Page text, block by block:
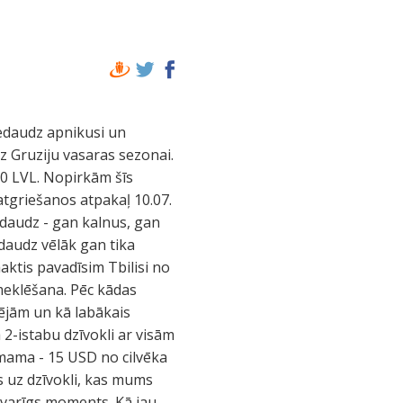
vakariņas iepriekšējā vakarā iepazītajā Hinkali hausā. 01.07. Marinas pavadībā ar šoferi Juru devāmies uz Kahetiju - Gruzijas vīna darīšanas reģionu. Plānā bija apmeklēt Signagi un Tshinandali. Pa ceļam iegādājāmies svaigas (nesena kā izgatavotas) čučhelas (gruziņu snikers) - valrieksti rieksti vīnogu sulas mērcē. 6 gabali pa 4 GEL. Turpmāk lētāk nekur neredzējām. Pie Signagi pilsētas apmeklējām Bodbe klosteri, kur vēl rit rekonstrukcijas darbi. Pēc tam dodamies uz pašu Signagi pilslētu, kurā apmeklējām vietējo muzeju. Viens no muzeja eksponātiem ir maza zelta lauviņa - Gruzijas simbols, kura tika atrasta šajā reģionā. Muzejā ir daudz eksponātu, kuri iegūti veicot apjomīgos pilsētas rekonstrukcijas darbus, kuri vēl šur tur turpinās. Tāpat apmeklējām vietējo Signagi tirdziņu, kurā iegādājāmies mājas sarkanvīnus (4 GEL par 1,5l), čaču (6 GEL par 1l). Gan vīnu, gan čaču pirms pārdošanas dot nedegustēt. Tālāk devāmies uz Tshinandali uz Čavžavadzes muižas māju, kurā esot arī vīna pagrabi un vīna degustācijas. Pa ceļam nenoturamies un nopērkam spaini ar persikiem pa 4 GEL, no tirgoņiem, kas stāv ceļa malā un tirgo visu, kas viņu dārzos ir izaudzis (āboli, bumbieri, persiki, aprikozes). Nopērkot pilno biļeti (20 GEL no personas) uz Čavčavadzes muižas apmeklēšanu, bija vilšanās, jo kā izrādījās, vīna pagrabi ir ciet uz rekonstrukciju un mēs varam apmeklēt tikai muižas parku, muižas ēku un izbaudīt vīna degustāciju (6 vīna veidi). Tā mums vīna pagrabi gāja secen :( Pēc muižas apmeklēšanas, laiks nedaudz noskaidrojās un mēs ieraudzījām iepriekšējā dienā tā arī neredzēto Kazbegi kalna virsotni.